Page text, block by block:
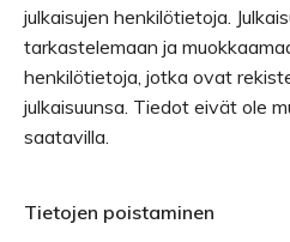
julkaisujen henkilötietoja.
tarkastelemaan ja
henkilötietoja, jotka ovat
julkaisuunsa. Tiedot eivät ole
saatavilla.
Tietojen poistaminen